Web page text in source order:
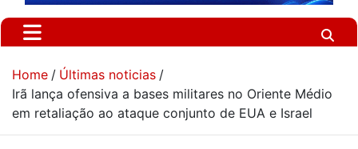
Home
Últimas noticias
Irã lança ofensiva a bases militares no Oriente Médio
em retaliação ao ataque conjunto de EUA e Israel